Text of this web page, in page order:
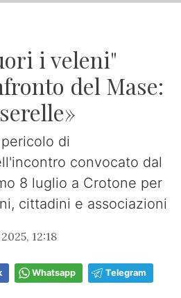
i veleni"
del Mase:
di
convocato dal
8 luglio a Crotone per
cittadini e associazioni
12:18
Whatsapp Telegram